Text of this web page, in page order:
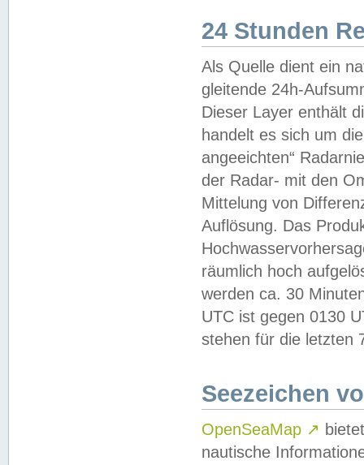
24 Stunden
Als Quelle dient ein
gleitende 24h-
Dieser Layer enthält
handelt es sich um
angeeichten“
der Radar- mit den
Mittelung von
Auflösung. Das
räumlich hoch
werden ca. 30
UTC ist gegen 0130
stehen für die letzten
Seezeichen
OpenSeaMap ↗
nautische